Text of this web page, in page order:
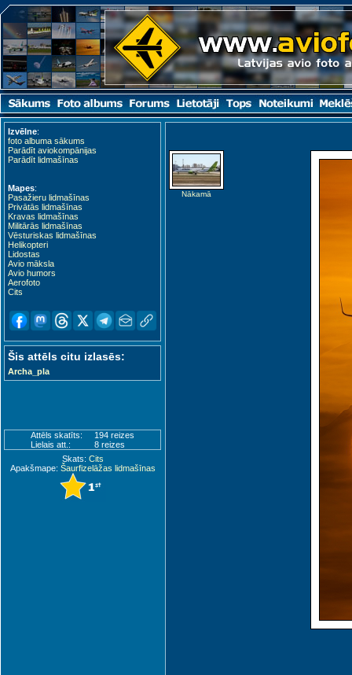
Izvēlne:
foto albuma sākums
Parādīt aviokompānijas
Parādīt lidmašīnas
Mapes:
Pasažieru lidmašīnas
Privātās lidmašīnas
Kravas lidmašīnas
Militārās lidmašīnas
Vēsturiskas lidmašīnas
Helikopteri
Lidostas
Avio māksla
Avio humors
Aerofoto
Cits
Šis attēls citu izlasēs:
Archa_pla
Attēls skatīts:
194 reizes
Lielais att.:
8 reizes
Skats: Cits
Apakšmape: Šaurfizelāžas lidmašīnas
Nākamā